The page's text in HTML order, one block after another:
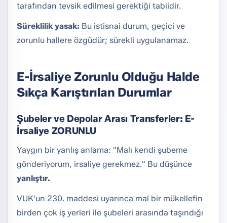
tarafından tevsik edilmesi gerektiği tabiidir.
Süreklilik yasak: Bu istisnai durum, geçici ve
zorunlu hallere özgüdür; sürekli uygulanamaz.
E-İrsaliye Zorunlu Olduğu Halde
Sıkça Karıştırılan Durumlar
Şubeler ve Depolar Arası Transferler: E-
İrsaliye ZORUNLU
Yaygın bir yanlış anlama: "Malı kendi şubeme
gönderiyorum, irsaliye gerekmez." Bu düşünce
yanlıştır.
VUK'un 230. maddesi uyarınca mal bir mükellefin
birden çok iş yerleri ile şubeleri arasında taşındığı